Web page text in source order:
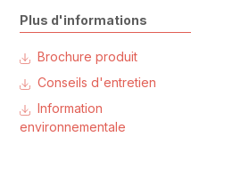
Plus d'informations
Brochure produit
Conseils d'entretien
Information
environnementale